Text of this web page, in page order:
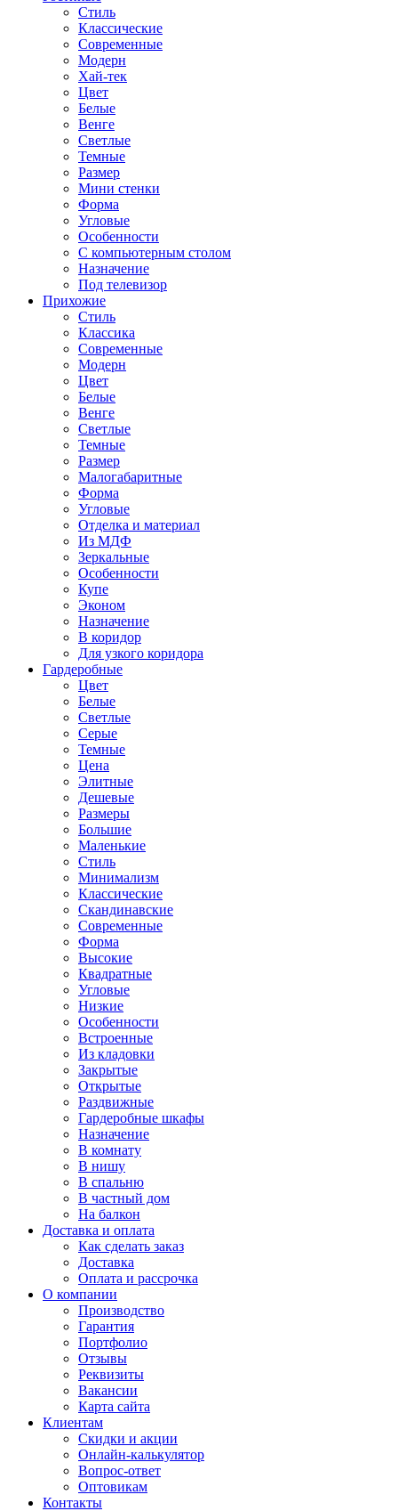
Стиль
Классические
Современные
Модерн
Хай-тек
Цвет
Белые
Венге
Светлые
Темные
Размер
Мини стенки
Форма
Угловые
Особенности
С компьютерным столом
Назначение
Под телевизор
Прихожие
Стиль
Классика
Современные
Модерн
Цвет
Белые
Венге
Светлые
Темные
Размер
Малогабаритные
Форма
Угловые
Отделка и материал
Из МДФ
Зеркальные
Особенности
Купе
Эконом
Назначение
В коридор
Для узкого коридора
Гардеробные
Цвет
Белые
Светлые
Серые
Темные
Цена
Элитные
Дешевые
Размеры
Большие
Маленькие
Стиль
Минимализм
Классические
Скандинавские
Современные
Форма
Высокие
Квадратные
Угловые
Низкие
Особенности
Встроенные
Из кладовки
Закрытые
Открытые
Раздвижные
Гардеробные шкафы
Назначение
В комнату
В нишу
В спальню
В частный дом
На балкон
Доставка и оплата
Как сделать заказ
Доставка
Оплата и рассрочка
О компании
Производство
Гарантия
Портфолио
Отзывы
Реквизиты
Вакансии
Карта сайта
Клиентам
Скидки и акции
Онлайн-калькулятор
Вопрос-ответ
Оптовикам
Контакты